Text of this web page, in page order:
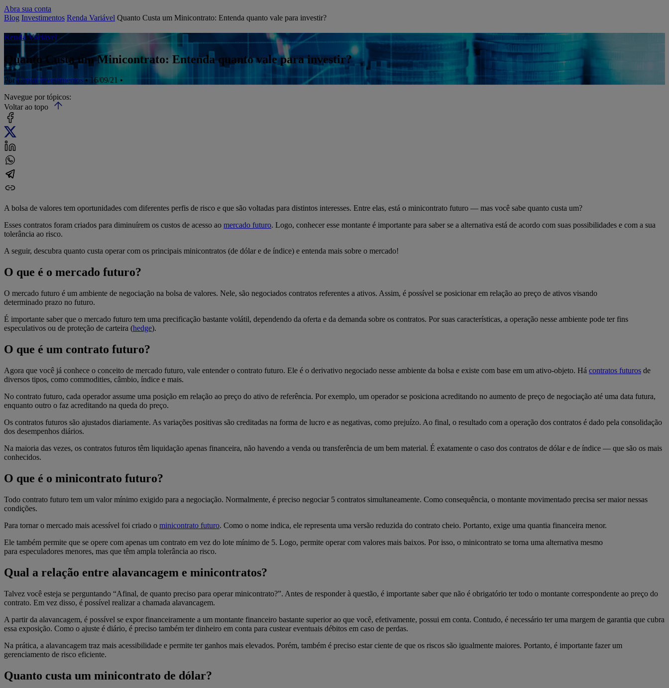
Abra sua conta
Blog Investimentos Renda Variável Quanto Custa um Minicontrato: Entenda quanto vale para investir?
Renda Variável
Quanto Custa um Minicontrato: Entenda quanto vale para investir?
PorGenial Investimentos • 16/09/21 •
Navegue por tópicos:
Voltar ao topo
A bolsa de valores tem oportunidades com diferentes perfis de risco e que são voltadas para distintos interesses. Entre elas, está o minicontrato futuro — mas você sabe quanto custa um?
Esses contratos foram criados para diminuírem os custos de acesso ao mercado futuro. Logo, conhecer esse montante é importante para saber se a alternativa está de acordo com suas possibilidades e com a sua
tolerância ao risco.
A seguir, descubra quanto custa operar com os principais minicontratos (de dólar e de índice) e entenda mais sobre o mercado!
O que é o mercado futuro?
O mercado futuro é um ambiente de negociação na bolsa de valores. Nele, são negociados contratos referentes a ativos. Assim, é possível se posicionar em relação ao preço de ativos visando
determinado prazo no futuro.
É importante saber que o mercado futuro tem uma precificação bastante volátil, dependendo da oferta e da demanda sobre os contratos. Por suas características, a operação nesse ambiente pode ter fins
especulativos ou de proteção de carteira (hedge).
O que é um contrato futuro?
Agora que você já conhece o conceito de mercado futuro, vale entender o contrato futuro. Ele é o derivativo negociado nesse ambiente da bolsa e existe com base em um ativo-objeto. Há contratos futuros de
diversos tipos, como commodities, câmbio, índice e mais.
No contrato futuro, cada operador assume uma posição em relação ao preço do ativo de referência. Por exemplo, um operador se posiciona acreditando no aumento de preço de negociação até uma data futura,
enquanto outro o faz acreditando na queda do preço.
Os contratos futuros são ajustados diariamente. As variações positivas são creditadas na forma de lucro e as negativas, como prejuízo. Ao final, o resultado com a operação dos contratos é dado pela consolidação
dos desempenhos diários.
Na maioria das vezes, os contratos futuros têm liquidação apenas financeira, não havendo a venda ou transferência de um bem material. É exatamente o caso dos contratos de dólar e de índice — que são os mais
conhecidos.
O que é o minicontrato futuro?
Todo contrato futuro tem um valor mínimo exigido para a negociação. Normalmente, é preciso negociar 5 contratos simultaneamente. Como consequência, o montante movimentado precisa ser maior nessas
condições.
Para tornar o mercado mais acessível foi criado o minicontrato futuro. Como o nome indica, ele representa uma versão reduzida do contrato cheio. Portanto, exige uma quantia financeira menor.
Ele também permite que se opere com apenas um contrato em vez do lote mínimo de 5. Logo, permite operar com valores mais baixos. Por isso, o minicontrato se torna uma alternativa mesmo
para especuladores menores, mas que têm ampla tolerância ao risco.
Qual a relação entre alavancagem e minicontratos?
Talvez você esteja se perguntando “Afinal, de quanto preciso para operar minicontrato?”. Antes de responder à questão, é importante saber que não é obrigatório ter todo o montante correspondente ao preço do
contrato. Em vez disso, é possível realizar a chamada alavancagem.
A partir da alavancagem, é possível se expor financeiramente a um montante financeiro bastante superior ao que você, efetivamente, possui em conta. Contudo, é necessário ter uma margem de garantia que cubra
essa exposição. Como o ajuste é diário, é preciso também ter dinheiro em conta para custear eventuais débitos em caso de perdas.
Na prática, a alavancagem traz mais acessibilidade e permite ter ganhos mais elevados. Porém, também é preciso estar ciente de que os riscos são igualmente maiores. Portanto, é importante fazer um
gerenciamento de risco eficiente.
Quanto custa um minicontrato de dólar?